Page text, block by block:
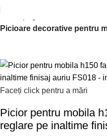
Picioare decorative pentru
Faceți click pentru a mări
Picior pentru mobila
reglare pe inaltime